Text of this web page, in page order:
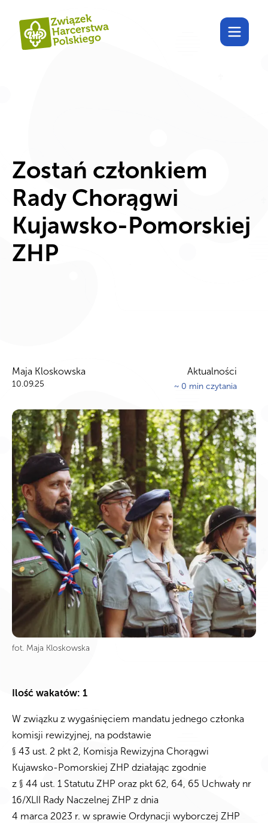
Poznaj Harcdom!
Zostań członkiem
Rady Chorągwi
Kujawsko-Pomorskiej
ZHP
Maja Kloskowska
10.09.25
Aktualności
~ 0 min czytania
fot. Maja Kloskowska
Ilość wakatów: 1
W związku z wygaśnięciem mandatu jednego członka
komisji rewizyjnej, na podstawie
§ 43 ust. 2 pkt 2, Komisja Rewizyjna Chorągwi
Kujawsko-Pomorskiej ZHP działając zgodnie
z § 44 ust. 1 Statutu ZHP oraz pkt 62, 64, 65 Uchwały nr
16/XLII Rady Naczelnej ZHP z dnia
4 marca 2023 r. w sprawie Ordynacji wyborczej ZHP